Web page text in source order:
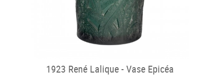
1923 René Lalique - Vase Epicéa